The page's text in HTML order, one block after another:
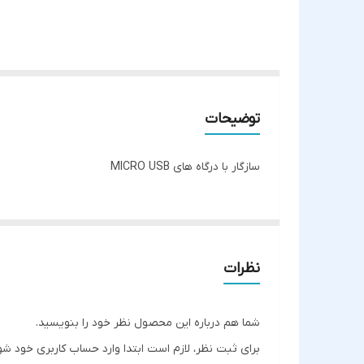
توضیحات
سازگار با درگاه های MICRO USB
نظرات
شما هم درباره این محصول نظر خود را بنویسید.
برای ثبت نظر، لازم است ابتدا وارد حساب کاربری خود